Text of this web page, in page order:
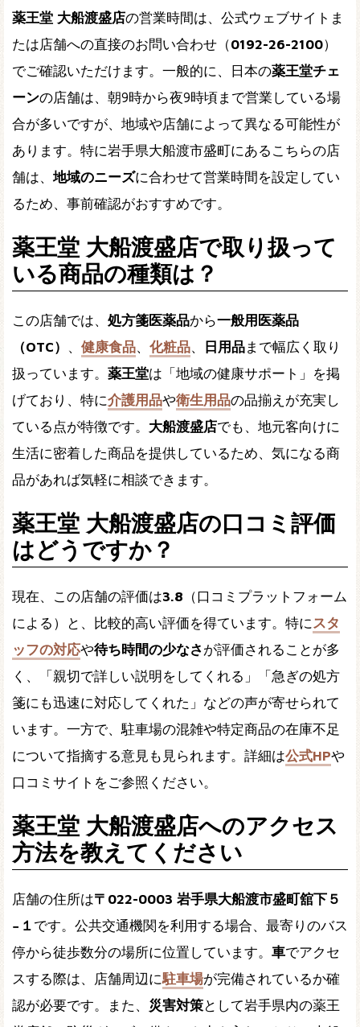
薬王堂 大船渡盛店の営業時間は、公式ウェブサイトま
たは店舗への直接のお問い合わせ（0192-26-2100）
でご確認いただけます。一般的に、日本の薬王堂チェ
ーンの店舗は、朝9時から夜9時頃まで営業している場
合が多いですが、地域や店舗によって異なる可能性が
あります。特に岩手県大船渡市盛町にあるこちらの店
舗は、 地域のニーズに合わせて営業時間を設定してい
るため、事前確認がおすすめです。
薬王堂 大船渡盛店で取り扱って
いる商品の種類は？
この店舗では、 処方箋医薬品から一般用医薬品
（OTC） 、 健康食品、 化粧品、 日用品まで幅広く取り
扱っています。 薬王堂は「地域の健康サポート」を掲
げており、特に介護用品や衛生用品の品揃えが充実し
ている点が特徴です。 大船渡盛店でも、地元客向けに
生活に密着した商品を提供しているため、気になる商
品があれば気軽に相談できます。
薬王堂 大船渡盛店の口コミ評価
はどうですか？
現在、この店舗の評価は3.8 （口コミプラットフォーム
による）と、比較的高い評価を得ています。特に スタ
ッフの対応や待ち時間の少なさが評価されることが多
く、「親切で詳しい説明をしてくれる」「急ぎの処方
箋にも迅速に対応してくれた」などの声が寄せられて
います。一方で、駐車場の混雑や特定商品の在庫不足
について指摘する意見も見られます。詳細は公式HPや
口コミサイトをご参照ください。
薬王堂 大船渡盛店へのアクセス
方法を教えてください
店舗の住所は〒022-0003 岩手県大船渡市盛町舘下５
−１ です。公共交通機関を利用する場合、最寄りのバス
停から徒歩数分の場所に位置しています。 車でアクセ
スする際は、店舗周辺に駐車場が完備されているか確
認が必要です。また、 災害対策として岩手県内の薬王